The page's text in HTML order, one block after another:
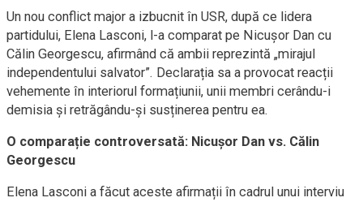
Un nou conflict major a izbucnit în USR, după ce lidera
partidului, Elena Lasconi, l-a comparat pe Nicușor Dan cu
Călin Georgescu, afirmând că ambii reprezintă „mirajul
independentului salvator”. Declarația sa a provocat reacții
vehemente în interiorul formațiunii, unii membri cerându-i
demisia și retrăgându-și susținerea pentru ea.
O comparație controversată: Nicușor Dan vs. Călin
Georgescu
Elena Lasconi a făcut aceste afirmații în cadrul unui interviu